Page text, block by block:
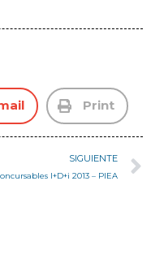
Print
SIGUIENTE
I+D+i 2013 – PIEA